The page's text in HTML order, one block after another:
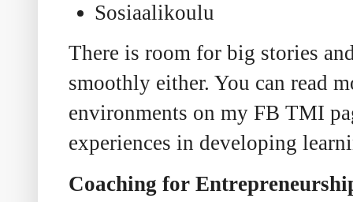
Sosiaalikoulu
There is room for big stories
smoothly either. You can read
environments on my FB TMI
experiences in developing
Coaching for